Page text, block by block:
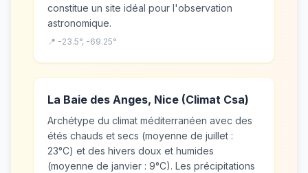
constitue un site idéal pour l'observation
astronomique.
📍 -23.5°, -69.25°
La Baie des Anges, Nice (Climat Csa)
Archétype du climat méditerranéen avec des
étés chauds et secs (moyenne de juillet :
23°C) et des hivers doux et humides
(moyenne de janvier : 9°C). Les précipitations